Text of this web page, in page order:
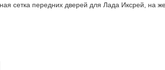
сетка передних дверей для Лада Иксрей, на